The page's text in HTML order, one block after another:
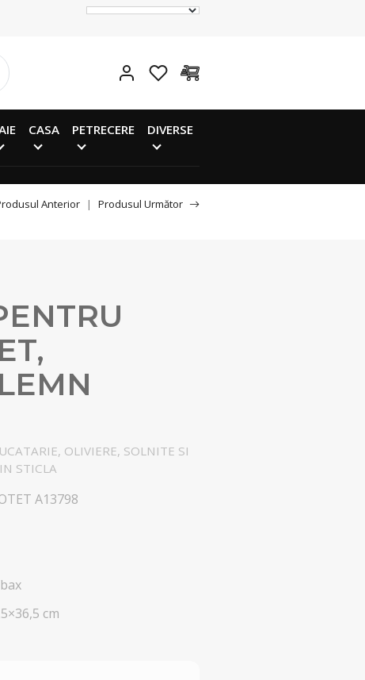
CASA PETRECERE DIVERSE
Anterior | Produsul Următor
OLIVIERE, SOLNITE SI
STICLA
A13798
cm